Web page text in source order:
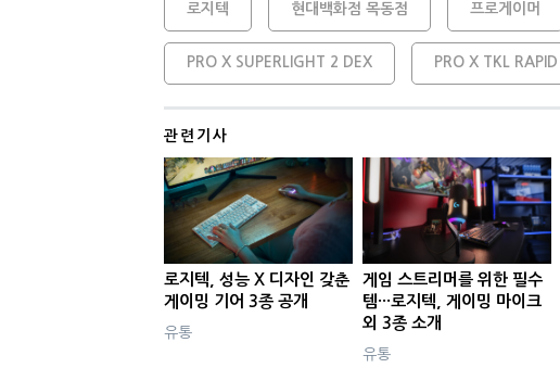
로지텍 현대백화점 목동점 프로게이머
PRO X SUPERLIGHT 2 DEX PRO X TKL RAPID
관련기사
로지텍, 성능 X 디자인 갖춘
게이밍 기어 3종 공개
유통
게임 스트리머를 위한 필수
템···로지텍, 게이밍 마이크
외 3종 소개
유통